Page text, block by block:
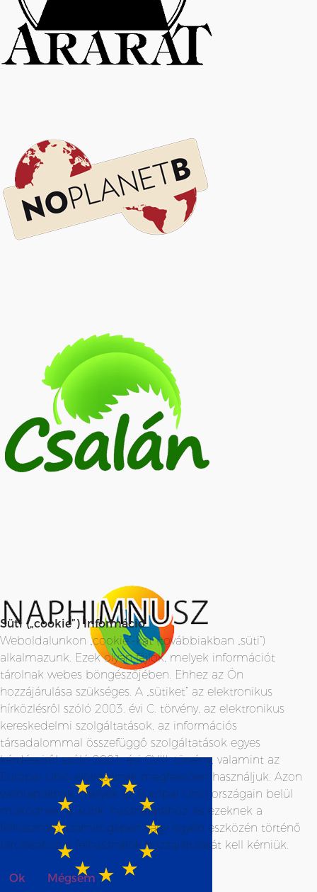
Süti („cookie”) Információ
Weboldalunkon „cookie”-kat (továbbiakban „süti”)
alkalmazunk. Ezek olyan fájlok, melyek információt
tárolnak webes böngészőjében. Ehhez az Ön
hozzájárulása szükséges. A „sütiket” az elektronikus
hírközlésről szóló 2003. évi C. törvény, az elektronikus
kereskedelmi szolgáltatások, az információs
társadalommal összefüggő szolgáltatások egyes
kérdéseiről szóló 2001. évi CVIII. törvény, valamint az
Európai Unió előírásainak megfelelően használjuk. Azon
weblapoknak, melyek az Európai Unió országain belül
működnek, a „sütik” használatához, és ezeknek a
felhasználó számítógépén vagy egyéb eszközén történő
tárolásához a felhasználók hozzájárulását kell kérniük.
Ok Mégsem